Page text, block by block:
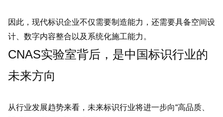
因此，现代标识企业不仅需要制造能力，还需要具备空间设
计、数字内容整合以及系统化施工能力。
CNAS实验室背后，是中国标识行业的
未来方向
从行业发展趋势来看，未来标识行业将进一步向“高品质、